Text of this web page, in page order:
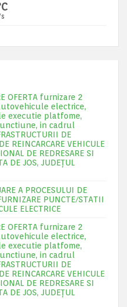
OFERTA furnizare 2
electrice,
executie platfome,
in cadrul
DE
REINCARCARE VEHICULE
DE REDRESARE SI
DE JOS, JUDEŢUL
A PROCESULUI DE
PUNCTE/STATII
ELECTRICE
OFERTA furnizare 2
electrice,
executie platfome,
in cadrul
DE
REINCARCARE VEHICULE
DE REDRESARE SI
DE JOS, JUDEŢUL